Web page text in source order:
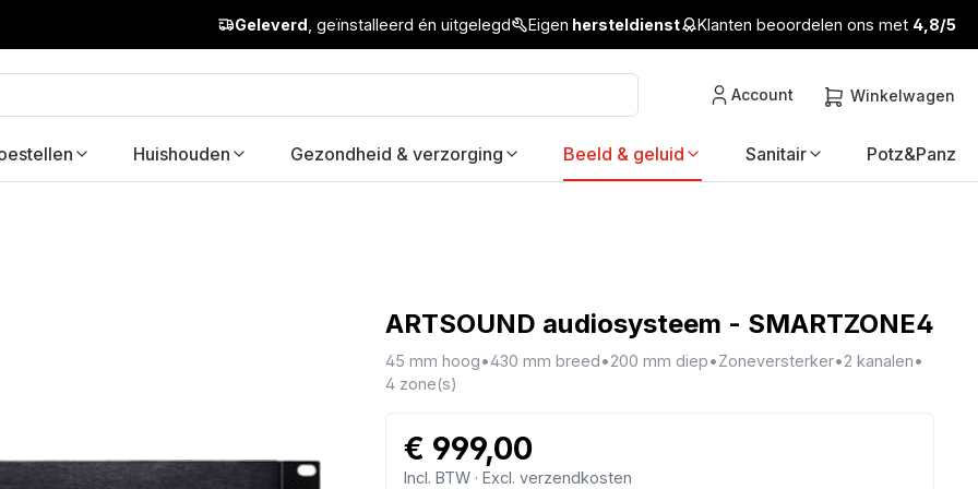
Geleverd , geïnstalleerd én uitgelegd Eigen hersteldienst Klanten beoordelen ons met 4,8/5
Account Winkelwagen
Huishouden Gezondheid & verzorging Beeld & geluid Sanitair Potz&Panz
ARTSOUND audiosysteem - SMARTZONE4
45 mm hoog•430 mm breed•200 mm diep•Zoneversterker•2 kanalen•
4 zone(s)
€ 999,00
Incl. BTW · Excl. verzendkosten